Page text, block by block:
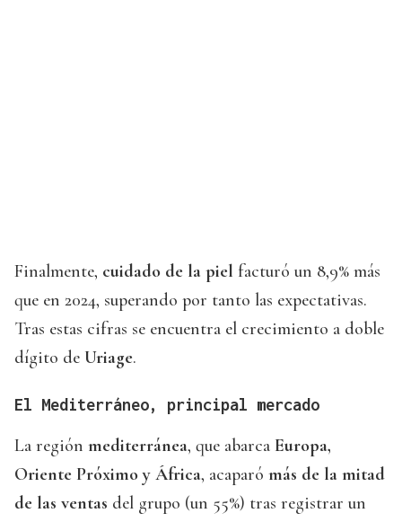
Finalmente, cuidado de la piel facturó un 8,9% más
que en 2024, superando por tanto las expectativas.
Tras estas cifras se encuentra el crecimiento a doble
dígito de Uriage.
El Mediterráneo, principal mercado
La región mediterránea, que abarca Europa,
Oriente Próximo y África, acaparó más de la mitad
de las ventas del grupo (un 55%) tras registrar un